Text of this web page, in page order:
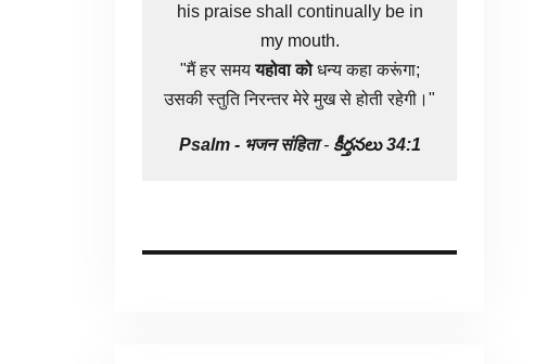
his praise shall continually be in
my mouth.
"मैं हर समययहोवा कोधन्य कहा करूंगा;
उसकी स्तुति निरन्तर मेरे मुख से होती रहेगी।"
Psalm - भजन संहिता- కీర్తనలు 34:1